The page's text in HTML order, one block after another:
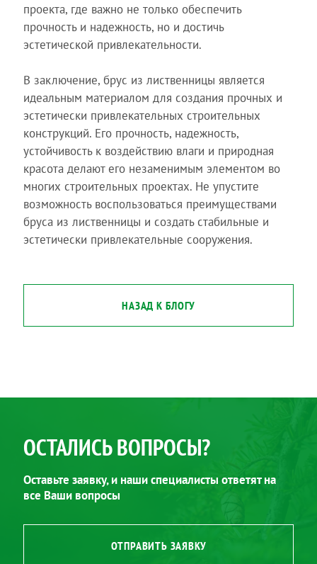
проекта, где важно не только обеспечить
прочность и надежность, но и достичь
эстетической привлекательности.
В заключение, брус из лиственницы является
идеальным материалом для создания прочных и
эстетически привлекательных строительных
конструкций. Его прочность, надежность,
устойчивость к воздействию влаги и природная
красота делают его незаменимым элементом во
многих строительных проектах. Не упустите
возможность воспользоваться преимуществами
бруса из лиственницы и создать стабильные и
эстетически привлекательные сооружения.
НАЗАД К БЛОГУ
ОСТАЛИСЬ ВОПРОСЫ?
Оставьте заявку, и наши специалисты ответят на
все Ваши вопросы
ОТПРАВИТЬ ЗАЯВКУ